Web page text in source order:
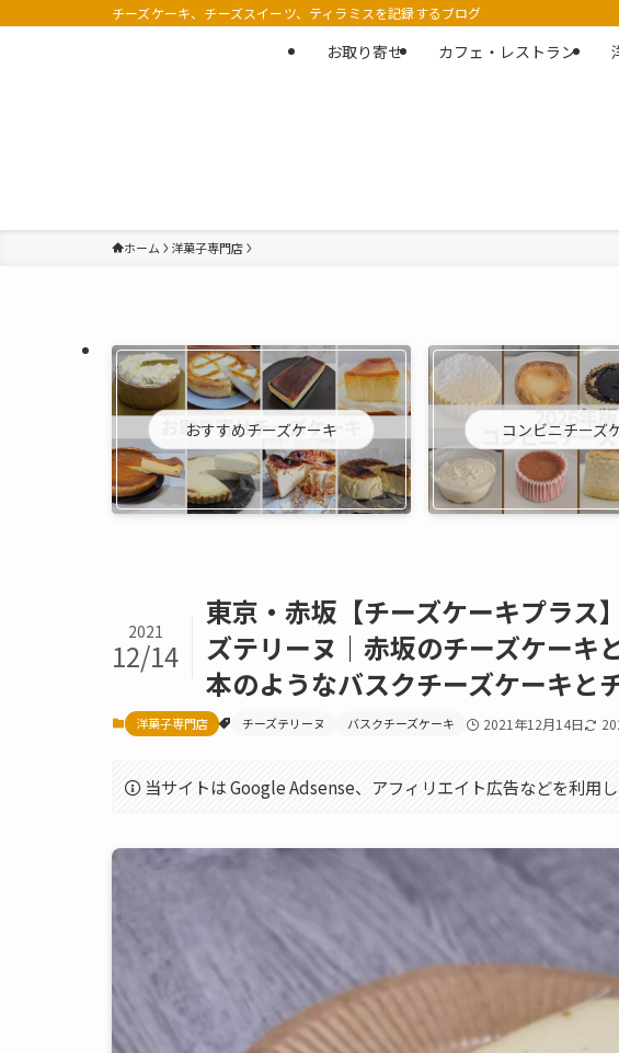
チーズケーキ、チーズスイーツ、ティラミスを記録するブログ
お取り寄せ カフェ・レストラン
ホーム 洋菓子専門店
おすすめチーズケーキ コンビニチーズ
東京・赤坂【チーズケーキプラス
ズテリーヌ｜赤坂のチーズケーキ
本のようなバスクチーズケーキと
2021
12/14
洋菓子専門店 チーズテリーヌ バスクチーズケーキ 2021年12月14日
当サイトは Google Adsense、アフィリエイト広告などを利用し